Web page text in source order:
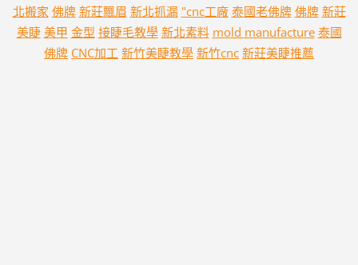
北搬家 佛牌 新莊飄眉 新北抓漏 "cnc工廠 泰國老佛牌 佛牌 新莊
美睫 美甲 金型 接睫毛教學 新北素料 mold manufacture 泰國
佛牌 CNC加工 新竹美睫教學 新竹cnc 新莊美睫推薦